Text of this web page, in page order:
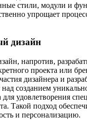
стили, модули и
упрощает
дизайн
напротив,
проекта или
дизайнера и
созданием
удовлетворения
Такой подход
и персонализацию.